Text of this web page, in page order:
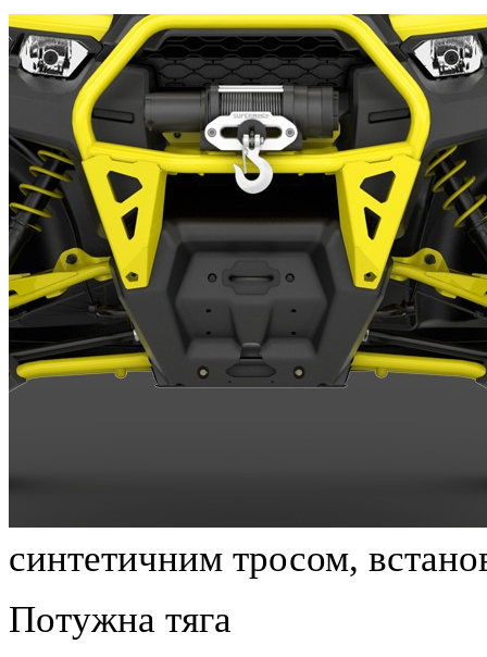
синтетичним тросом,
Потужна тяга